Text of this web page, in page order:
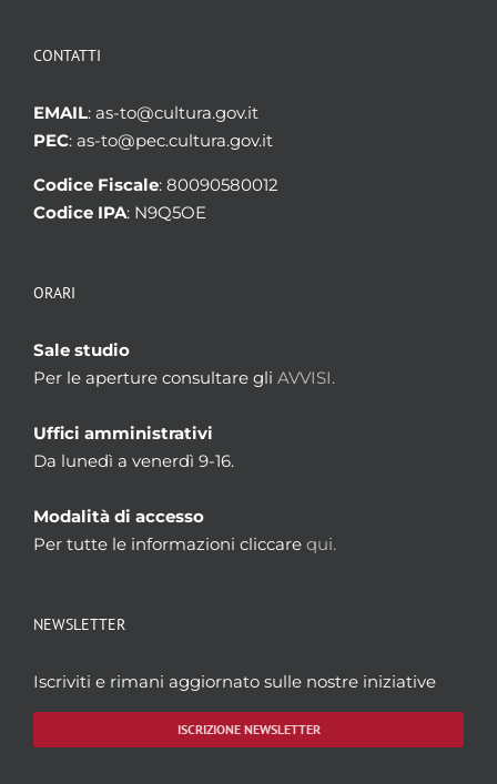
CONTATTI
EMAIL: as-to@cultura.gov.it
PEC: as-to@pec.cultura.gov.it
Codice Fiscale: 80090580012
Codice IPA: N9Q5OE
ORARI
Sale studio
Per le aperture consultare gli AVVISI.
Uffici amministrativi
Da lunedì a venerdì 9-16.
Modalità di accesso
Per tutte le informazioni cliccare qui.
NEWSLETTER
Iscriviti e rimani aggiornato sulle nostre iniziative
ISCRIZIONE NEWSLETTER